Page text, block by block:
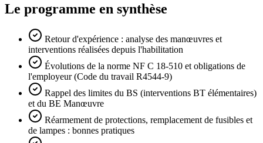
Le programme en synthèse
Retour d'expérience : analyse des manœuvres et
interventions réalisées depuis l'habilitation
Évolutions de la norme NF C 18-510 et obligations de
l'employeur (Code du travail R4544-9)
Rappel des limites du BS (interventions BT élémentaires)
et du BE Manœuvre
Réarmement de protections, remplacement de fusibles et
de lampes : bonnes pratiques